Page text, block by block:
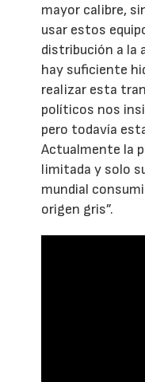
mayor calibre,
usar estos
distribución a la
hay suficiente
realizar esta
políticos nos
pero todavía
Actualmente la
limitada y solo
mundial
origen gris”.